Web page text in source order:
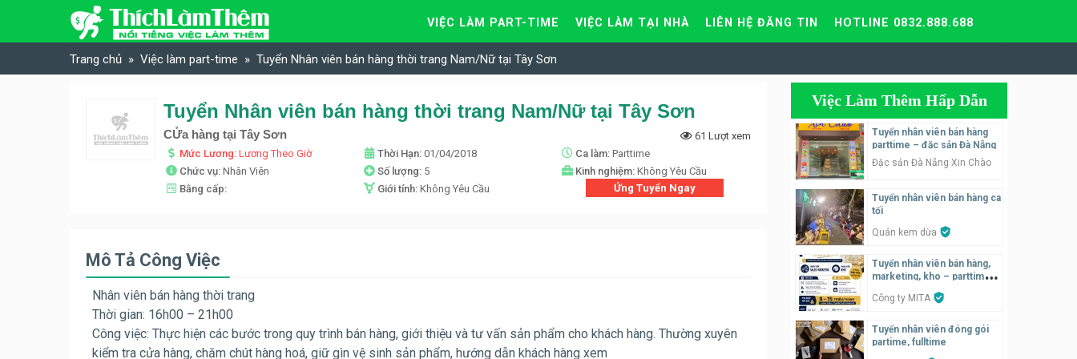
Skip to content
VIỆC LÀM PART-TIME VIỆC LÀM TẠI NHÀ LIÊN HỆ ĐĂNG TIN HOTLINE 0832.888.688
Trang chủ Việc làm part-time Tuyển Nhân viên bán hàng thời trang Nam/Nữ tại Tây Sơn
Tuyển Nhân viên bán hàng thời trang Nam/Nữ tại Tây Sơn
CỬa hàng tại Tây Sơn
61 Lượt xem
Mức Lương: Lương Theo Giờ Thời Hạn: 01/04/2018 Ca làm: Parttime
Chức vụ: Nhân Viên Số lượng: 5 Kinh nghiệm: Không Yêu Cầu
Bằng cấp:
Giới tính: Không Yêu Cầu Ứng Tuyển Ngay
Mô Tả Công Việc
Nhân viên bán hàng thời trang
Thời gian: 16h00 – 21h00
Công việc: Thực hiện các bước trong quy trình bán hàng, giới thiệu và tư vấn sản phẩm cho khách hàng. Thường xuyên
kiểm tra cửa hàng, chăm chút hàng hoá, giữ gìn vệ sinh sản phẩm, hướng dẫn khách hàng xem
Việc Làm Thêm Hấp Dẫn
Tuyển nhân viên bán hàng
parttime – đặc sản Đà Nẵng
Đặc sản Đà Nẵng Xin Chào
Tuyển nhân viên bán hàng ca
tối
Quán kem dừa
Tuyển nhân viên bán hàng,
marketing, kho – parttime,
Công ty MITA
Tuyển nhân viên đóng gói
partime, fulltime